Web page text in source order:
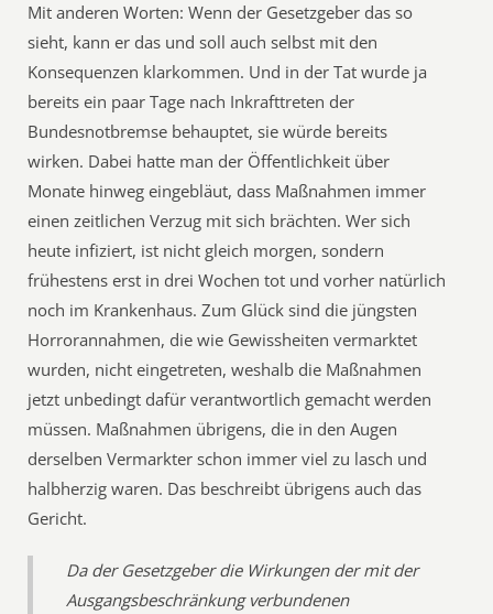
Mit anderen Worten: Wenn der Gesetzgeber das so
sieht, kann er das und soll auch selbst mit den
Konsequenzen klarkommen. Und in der Tat wurde ja
bereits ein paar Tage nach Inkrafttreten der
Bundesnotbremse behauptet, sie würde bereits
wirken. Dabei hatte man der Öffentlichkeit über
Monate hinweg eingebläut, dass Maßnahmen immer
einen zeitlichen Verzug mit sich brächten. Wer sich
heute infiziert, ist nicht gleich morgen, sondern
frühestens erst in drei Wochen tot und vorher natürlich
noch im Krankenhaus. Zum Glück sind die jüngsten
Horrorannahmen, die wie Gewissheiten vermarktet
wurden, nicht eingetreten, weshalb die Maßnahmen
jetzt unbedingt dafür verantwortlich gemacht werden
müssen. Maßnahmen übrigens, die in den Augen
derselben Vermarkter schon immer viel zu lasch und
halbherzig waren. Das beschreibt übrigens auch das
Gericht.
Da der Gesetzgeber die Wirkungen der mit der
Ausgangsbeschränkung verbundenen